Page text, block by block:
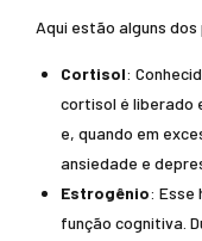
Aqui estão alguns dos
Cortisol:
cortisol é liberado
e, quando em
ansiedade e
Estrogênio: Esse
função cognitiva.